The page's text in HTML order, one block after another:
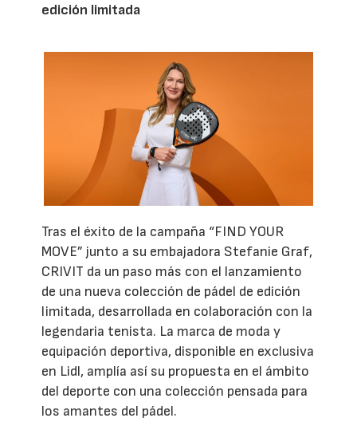
edición limitada
Tras el éxito de la campaña “FIND YOUR
MOVE” junto a su embajadora Stefanie Graf,
CRIVIT da un paso más con el lanzamiento
de una nueva colección de pádel de edición
limitada, desarrollada en colaboración con la
legendaria tenista. La marca de moda y
equipación deportiva, disponible en exclusiva
en Lidl, amplía así su propuesta en el ámbito
del deporte con una colección pensada para
los amantes del pádel.